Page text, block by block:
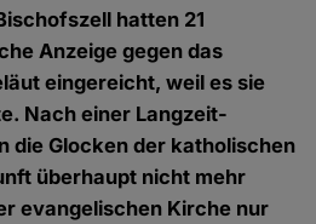
hatten 21
Anzeige gegen das
eingereicht, weil es sie
Nach einer Langzeit-
die Glocken der katholischen
überhaupt nicht mehr
evangelischen Kirche nur